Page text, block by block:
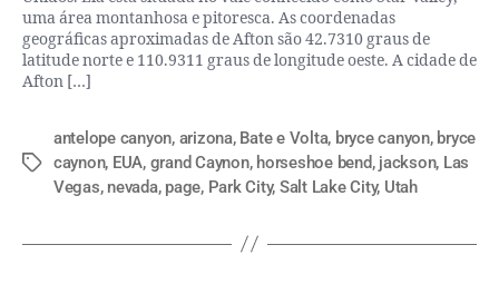
uma área montanhosa e pitoresca. As coordenadas
geográficas aproximadas de Afton são 42.7310 graus de
latitude norte e 110.9311 graus de longitude oeste. A cidade de
Afton […]
antelope canyon, arizona, Bate e Volta, bryce canyon, bryce
caynon, EUA, grand Caynon, horseshoe bend, jackson, Las
Vegas, nevada, page, Park City, Salt Lake City, Utah